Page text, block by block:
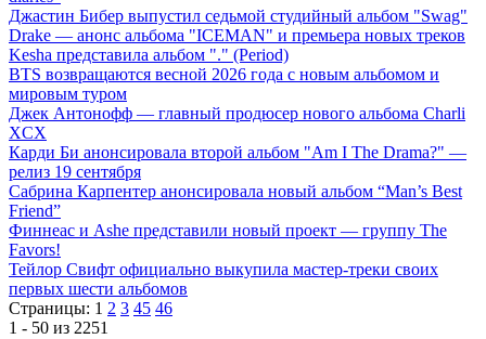
Джастин Бибер выпустил седьмой студийный альбом "Swag"
Drake — анонс альбома "ICEMAN" и премьера новых треков
Kesha представила альбом "." (Period)
BTS возвращаются весной 2026 года с новым альбомом и
мировым туром
Джек Антонофф — главный продюсер нового альбома Charli
XCX
Карди Би анонсировала второй альбом "Am I The Drama?" —
релиз 19 сентября
Сабрина Карпентер анонсировала новый альбом “Man’s Best
Friend”
Финнеас и Ashe представили новый проект — группу The
Favors!
Тейлор Свифт официально выкупила мастер-треки своих
первых шести альбомов
Страницы: 1 2 3 45 46
1 - 50 из 2251